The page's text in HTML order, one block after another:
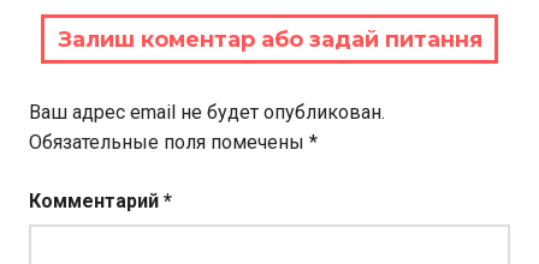
Залиш коментар або задай питання
Ваш адрес email не будет опубликован.
Обязательные поля помечены *
Комментарий *